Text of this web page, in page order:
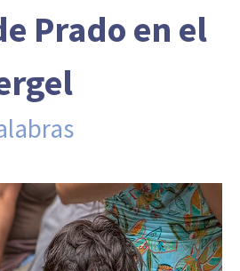
Prado en el